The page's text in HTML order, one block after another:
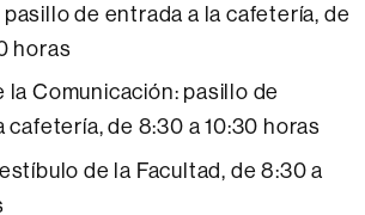
de entrada a la cafetería, de
horas
la Comunicación: pasillo de
cafetería, de 8:30 a 10:30 horas
de la Facultad, de 8:30 a